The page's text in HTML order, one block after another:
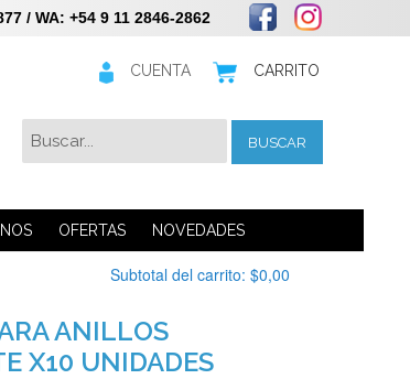
/ WA: +54 9 11 2846-2862
CUENTA CARRITO
OFERTAS NOVEDADES
BUSCAR
Subtotal del carrito: $0,00
ANILLOS
X10 UNIDADES